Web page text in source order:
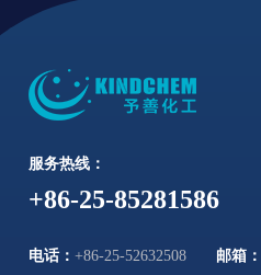
服务热线：
+86-25-85281586
电话：+86-25-52632508 邮箱：